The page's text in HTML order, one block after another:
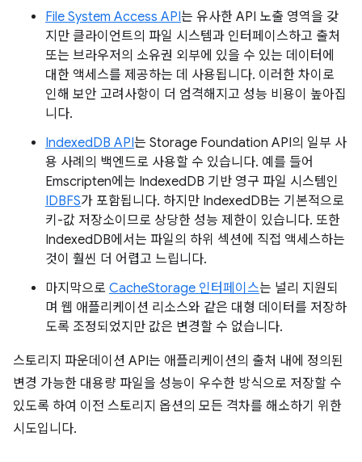
File System Access API는 유사한 API 노출 영역을 갖
지만 클라이언트의 파일 시스템과 인터페이스하고 출처
또는 브라우저의 소유권 외부에 있을 수 있는 데이터에
대한 액세스를 제공하는 데 사용됩니다. 이러한 차이로
인해 보안 고려사항이 더 엄격해지고 성능 비용이 높아집
니다.
IndexedDB API는 Storage Foundation API의 일부 사
용 사례의 백엔드로 사용할 수 있습니다. 예를 들어
Emscripten에는 IndexedDB 기반 영구 파일 시스템인
IDBFS가 포함됩니다. 하지만 IndexedDB는 기본적으로
키-값 저장소이므로 상당한 성능 제한이 있습니다. 또한
IndexedDB에서는 파일의 하위 섹션에 직접 액세스하는
것이 훨씬 더 어렵고 느립니다.
마지막으로 CacheStorage 인터페이스는 널리 지원되
며 웹 애플리케이션 리소스와 같은 대형 데이터를 저장하
도록 조정되었지만 값은 변경할 수 없습니다.
스토리지 파운데이션 API는 애플리케이션의 출처 내에 정의된
변경 가능한 대용량 파일을 성능이 우수한 방식으로 저장할 수
있도록 하여 이전 스토리지 옵션의 모든 격차를 해소하기 위한
시도입니다.